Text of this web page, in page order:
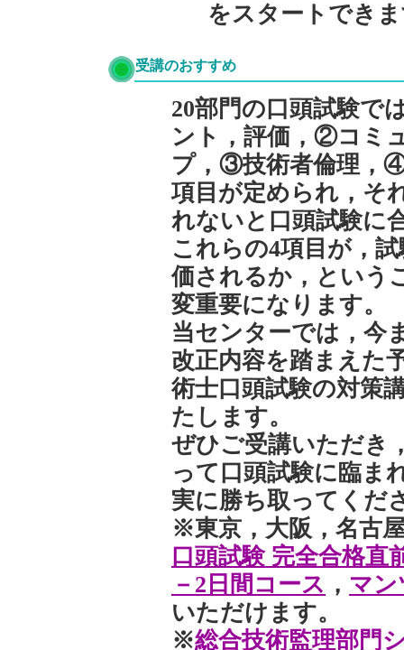
をスタートでき
受講のおすすめ
20部門の口頭試験で
ント，評価，②コミ
プ，③技術者倫理，
項目が定められ，そ
れないと口頭試験に
これらの4項目が，
価されるか，という
変重要になります。
当センターでは，今
改正内容を踏まえた
術士口頭試験の対策
たします。
ぜひご受講いただき
って口頭試験に臨ま
実に勝ち取ってくだ
※東京，大阪，名古
口頭試験 完全合格直
－2日間コース ， マン
いただけます。
※総合技術監理部門